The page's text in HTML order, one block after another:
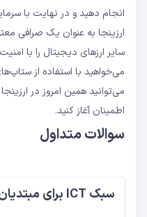
انجام دهید و در نهایت با
ارزینجا به عنوان یک صرافی
سایر ارزهای دیجیتال را با
می‌توانید همین امروز در
اطمینان آغاز کنید.
سوالات متداول
سبک ICT برای مبتدیان مناسب است؟